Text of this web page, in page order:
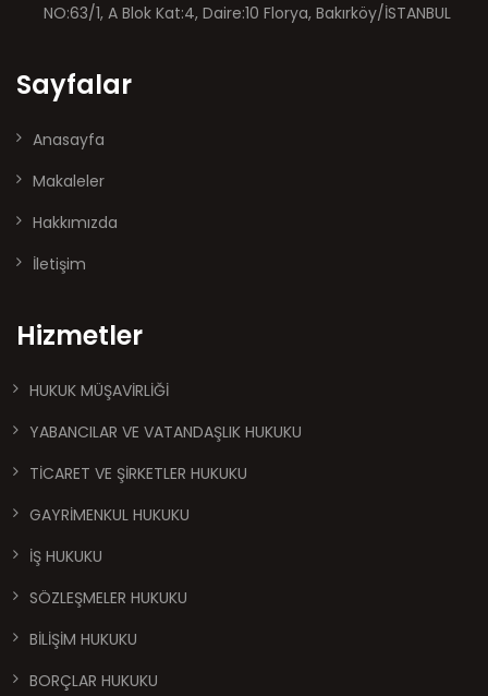
NO:63/1, A Blok Kat:4, Daire:10 Florya, Bakırköy/İSTANBUL
Sayfalar
Anasayfa
Makaleler
Hakkımızda
İletişim
Hizmetler
HUKUK MÜŞAVİRLİĞİ
YABANCILAR VE VATANDAŞLIK HUKUKU
TİCARET VE ŞİRKETLER HUKUKU
GAYRİMENKUL HUKUKU
İŞ HUKUKU
SÖZLEŞMELER HUKUKU
BİLİŞİM HUKUKU
BORÇLAR HUKUKU